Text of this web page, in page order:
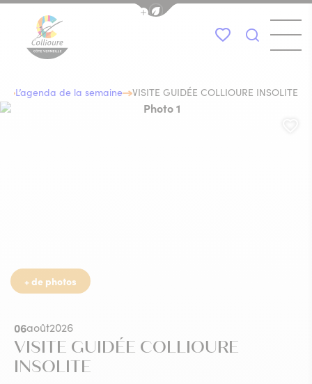
Afficher la barre de navigation du
Mes favoris
Je
L’agenda de la semaine VISITE GUIDÉE COLLIOURE INSOLITE
06août2026
VISITE GUIDÉE COLLIOURE
INSOLITE
Photo 1, © vitrine sur le fauvisme
+ de photos